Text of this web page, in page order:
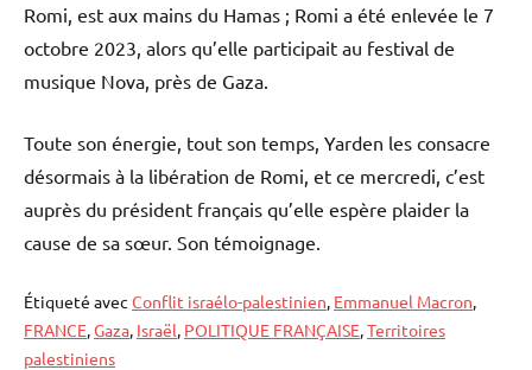
Romi, est aux mains du Hamas ; Romi a été enlevée le 7
octobre 2023, alors qu’elle participait au festival de
musique Nova, près de Gaza.
Toute son énergie, tout son temps, Yarden les consacre
désormais à la libération de Romi, et ce mercredi, c’est
auprès du président français qu’elle espère plaider la
cause de sa sœur. Son témoignage.
Étiqueté avec Conflit israélo-palestinien Emmanuel Macron
FRANCE Gaza Israël POLITIQUE FRANÇAISE Territoires
palestiniens